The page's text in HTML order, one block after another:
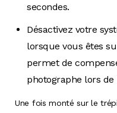
secondes.
Désactivez votre
lorsque vous êtes
permet de
photographe lors de
Une fois monté sur le